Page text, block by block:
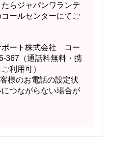
らジャパンワランテ
ールセンターにてご
ポート株式会社 コー
367（通話料無料・携
利用可）
様のお電話の設定状
つながらない場合が